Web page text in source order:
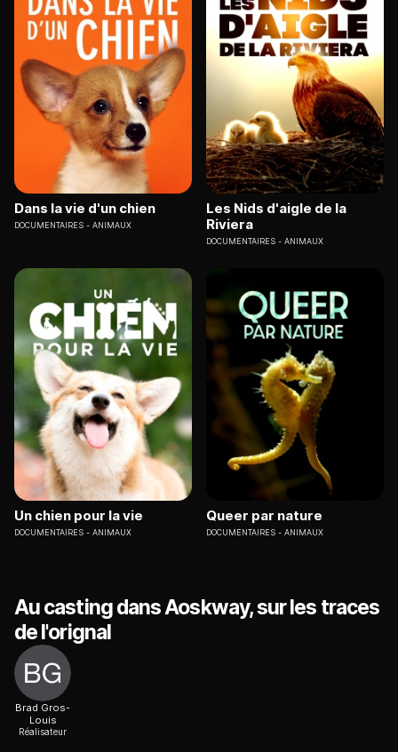
Dans la vie d'un chien
DOCUMENTAIRES ANIMAUX
Les Nids d'aigle de la
Riviera
DOCUMENTAIRES ANIMAUX
Un chien pour la vie
DOCUMENTAIRES ANIMAUX
Queer par nature
DOCUMENTAIRES ANIMAUX
Au casting dans Aoskway, sur les traces
de l'orignal
Brad Gros-
Louis
Réalisateur